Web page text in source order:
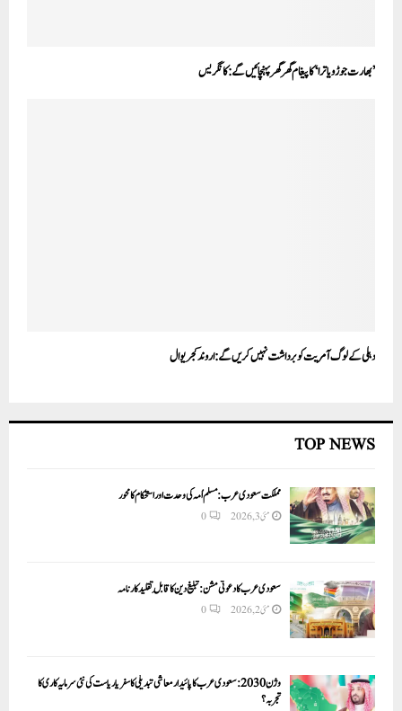
’بھارت جوڑو یاترا‘ کا پیغام گھر گھر پہنچائیں گے: کانگریس
دہلی کے لوگ آمریت کو برداشت نہیں کریں گے:اروند کجریوال
TOP NEWS
مملکت سعودی عرب: مسلم اُمہ کی وحدت اور استحکام کا محور
مئی 3, 2026 0
سعودی عرب کا دعوتی مشن: تبلیغ دین کا قابلِ تقلید کارنامہ
مئی 2, 2026 0
وژن 2030:سعودی عرب کا پائیدار معاشی تبدیلی کا سفر یا ریاست کی نئی سرمایہ کاری کا
تجربہ؟